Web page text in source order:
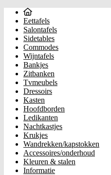
Eettafels
Salontafels
Sidetables
Commodes
Wijntafels
Bankjes
Zitbanken
Tvmeubels
Dressoirs
Kasten
Hoofdborden
Ledikanten
Nachtkastjes
Krukjes
Wandrekken/kapstokken
Accessoires/onderhoud
Kleuren & stalen
Informatie